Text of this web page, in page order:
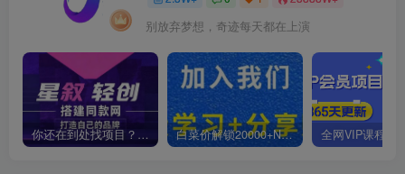
别放弃梦想，奇迹每天都在上演
你还在到处找项目？还在当韭菜？我靠卖项目一个月收入5万+，曾经我也是个失败者。 白菜价解锁20000+N个赚钱机会，加入星叙轻创会员，全站资源免费学习。